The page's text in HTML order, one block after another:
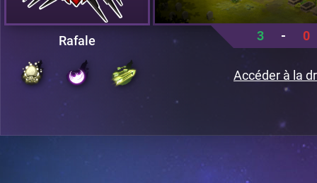
Rafale 3 - 0
Accéder à la